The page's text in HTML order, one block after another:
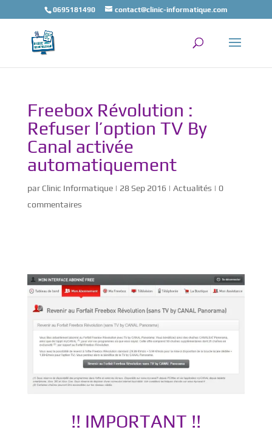
0695181490 contact@clinic-informatique.com
Freebox Révolution :
Refuser l’option TV By
Canal activée
automatiquement
par Clinic Informatique| 28 Sep 2016 | Actualités | 0
commentaires
!! IMPORTANT !!